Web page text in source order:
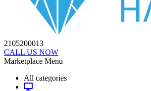
2105200013
CALL US NOW
Marketplace Menu
All categories